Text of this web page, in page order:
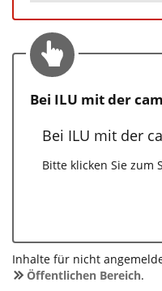
Bei ILU mit der
Bei ILU mit der
Bitte klicken Sie zum
Inhalte für nicht
Öffentlichen Bereich.